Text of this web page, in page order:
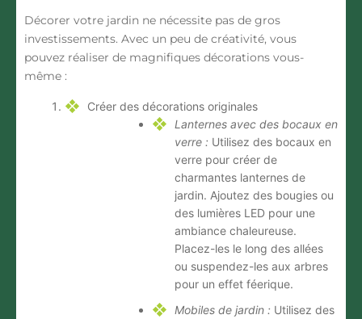
Décorer votre jardin ne nécessite pas de gros
investissements. Avec un peu de créativité, vous
pouvez réaliser de magnifiques décorations vous-
même :
Créer des décorations originales
Lanternes avec des bocaux en
verre : Utilisez des bocaux en
verre pour créer de
charmantes lanternes de
jardin. Ajoutez des bougies ou
des lumières LED pour une
ambiance chaleureuse.
Placez-les le long des allées
ou suspendez-les aux arbres
pour un effet féerique.
Mobiles de jardin : Utilisez des